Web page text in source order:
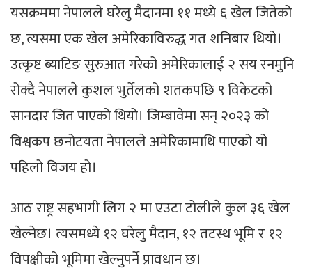
यसक्रममा नेपालले घरेलु मैदानमा ११ मध्ये ६ खेल जितेको
छ, त्यसमा एक खेल अमेरिकाविरुद्ध गत शनिबार थियो।
उत्कृष्ट ब्याटिङ सुरुआत गरेको अमेरिकालाई २ सय रनमुनि
रोक्दै नेपालले कुशल भुर्तेलको शतकपछि ९ विकेटको
सानदार जित पाएको थियो। जिम्बावेमा सन् २०२३ को
विश्वकप छनोटयता नेपालले अमेरिकामाथि पाएको यो
पहिलो विजय हो।
आठ राष्ट्र सहभागी लिग २ मा एउटा टोलीले कुल ३६ खेल
खेल्नेछ। त्यसमध्ये १२ घरेलु मैदान, १२ तटस्थ भूमि र १२
विपक्षीको भूमिमा खेल्नुपर्ने प्रावधान छ।